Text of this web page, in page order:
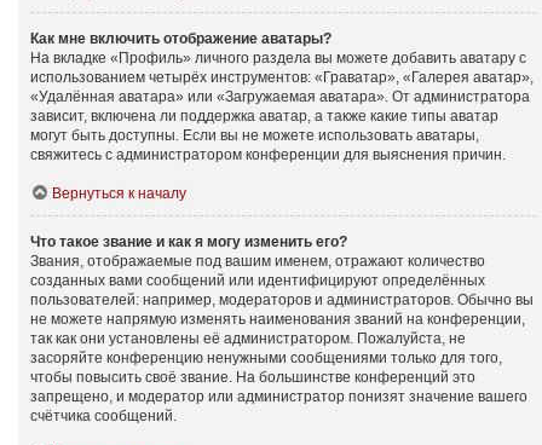
Как мне включить отображение аватары?
На вкладке «Профиль» личного раздела вы можете добавить аватару с
использованием четырёх инструментов: «Граватар», «Галерея аватар»,
«Удалённая аватара» или «Загружаемая аватара». От администратора
зависит, включена ли поддержка аватар, а также какие типы аватар
могут быть доступны. Если вы не можете использовать аватары,
свяжитесь с администратором конференции для выяснения причин.
Вернуться к началу
Что такое звание и как я могу изменить его?
Звания, отображаемые под вашим именем, отражают количество
созданных вами сообщений или идентифицируют определённых
пользователей: например, модераторов и администраторов. Обычно вы
не можете напрямую изменять наименования званий на конференции,
так как они установлены её администратором. Пожалуйста, не
засоряйте конференцию ненужными сообщениями только для того,
чтобы повысить своё звание. На большинстве конференций это
запрещено, и модератор или администратор понизят значение вашего
счётчика сообщений.